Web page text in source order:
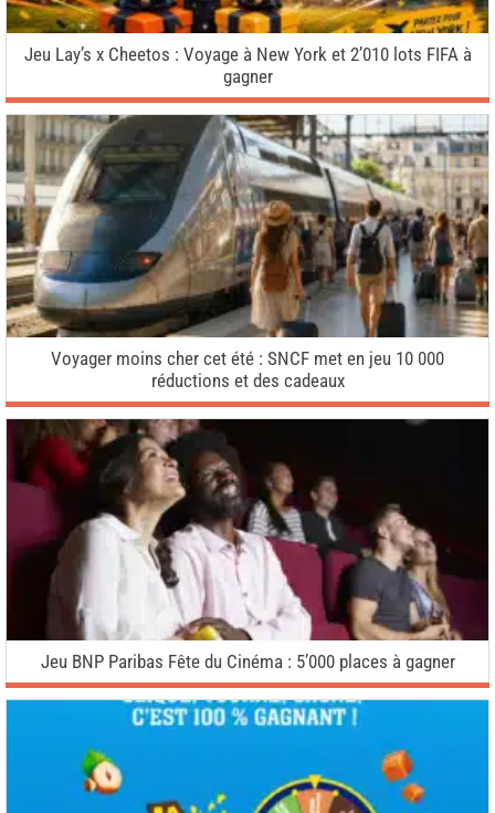
Jeu Lay’s x Cheetos : Voyage à New York et 2’010 lots FIFA à
gagner
Voyager moins cher cet été : SNCF met en jeu 10 000
réductions et des cadeaux
Jeu BNP Paribas Fête du Cinéma : 5’000 places à gagner